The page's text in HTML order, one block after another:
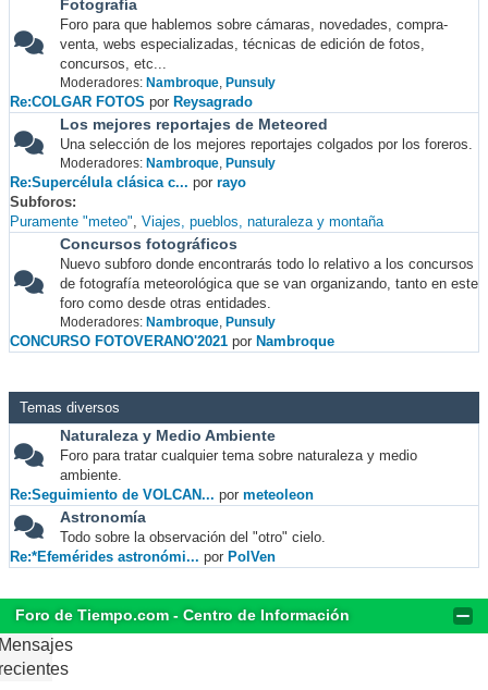
Fotografía
Foro para que hablemos sobre cámaras, novedades, compra-
venta, webs especializadas, técnicas de edición de fotos,
concursos, etc...
Moderadores: Nambroque, Punsuly
Re:COLGAR FOTOS por Reysagrado
Los mejores reportajes de Meteored
Una selección de los mejores reportajes colgados por los foreros.
Moderadores: Nambroque, Punsuly
Re:Supercélula clásica c... por rayo
Subforos
Puramente "meteo" Viajes, pueblos, naturaleza y montaña
Concursos fotográficos
Nuevo subforo donde encontrarás todo lo relativo a los concursos
de fotografía meteorológica que se van organizando, tanto en este
foro como desde otras entidades.
Moderadores: Nambroque, Punsuly
CONCURSO FOTOVERANO'2021 por Nambroque
Temas diversos
Naturaleza y Medio Ambiente
Foro para tratar cualquier tema sobre naturaleza y medio
ambiente.
Re:Seguimiento de VOLCAN... por meteoleon
Astronomía
Todo sobre la observación del "otro" cielo.
Re:*Efemérides astronómi... por PolVen
Foro de Tiempo.com - Centro de Información